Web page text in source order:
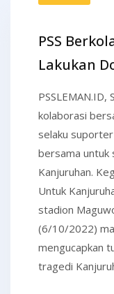
PSS
Lakukan
PSSLEMAN.ID,
kolaborasi
selaku suporter
bersama untuk
Kanjuruhan.
Untuk
stadion
(6/10/2022)
mengucapkan
tragedi